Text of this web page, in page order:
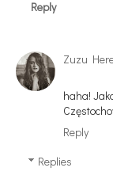
Reply
Zuzu
haha!
Reply
Replies